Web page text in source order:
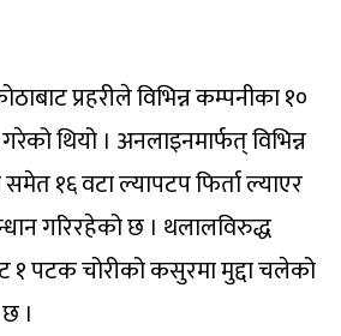
प्रहरीले विभिन्न कम्पनीका १०
थियो । अनलाइनमार्फत् विभिन्न
१६ वटा ल्यापटप फिर्ता ल्याएर
गरिरहेको छ । थलालविरुद्ध
१ पटक चोरीको कसुरमा मुद्दा चलेको
।